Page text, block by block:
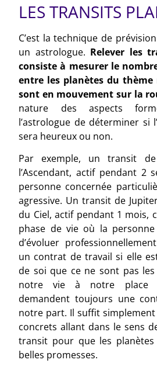
LES TRANSITS
C’est la technique de
un astrologue. Relever les
consiste à mesurer le
entre les planètes du
sont en mouvement sur la
nature des aspects
l’astrologue de déterminer si
sera heureux ou non.
Par exemple, un transit
l’Ascendant, actif pendant 2
personne concernée
agressive. Un transit de
du Ciel, actif pendant 1 mois,
phase de vie où la
d’évoluer
un contrat de travail si elle
de soi que ce ne sont pas
notre vie à notre place
demandent toujours une
notre part. Il suffit simplement
concrets allant dans le sens
transit pour que les
belles promesses.